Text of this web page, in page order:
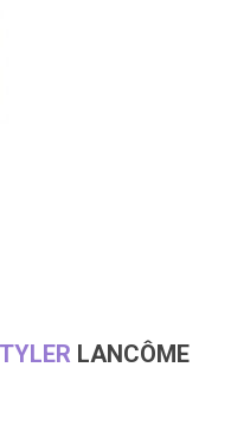
LANCÔME